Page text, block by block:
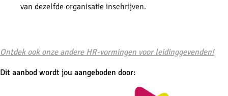
van dezelfde organisatie inschrijven.
Ontdek ook onze andere HR-vormingen voor leidinggevenden!
Dit aanbod wordt jou aangeboden door: